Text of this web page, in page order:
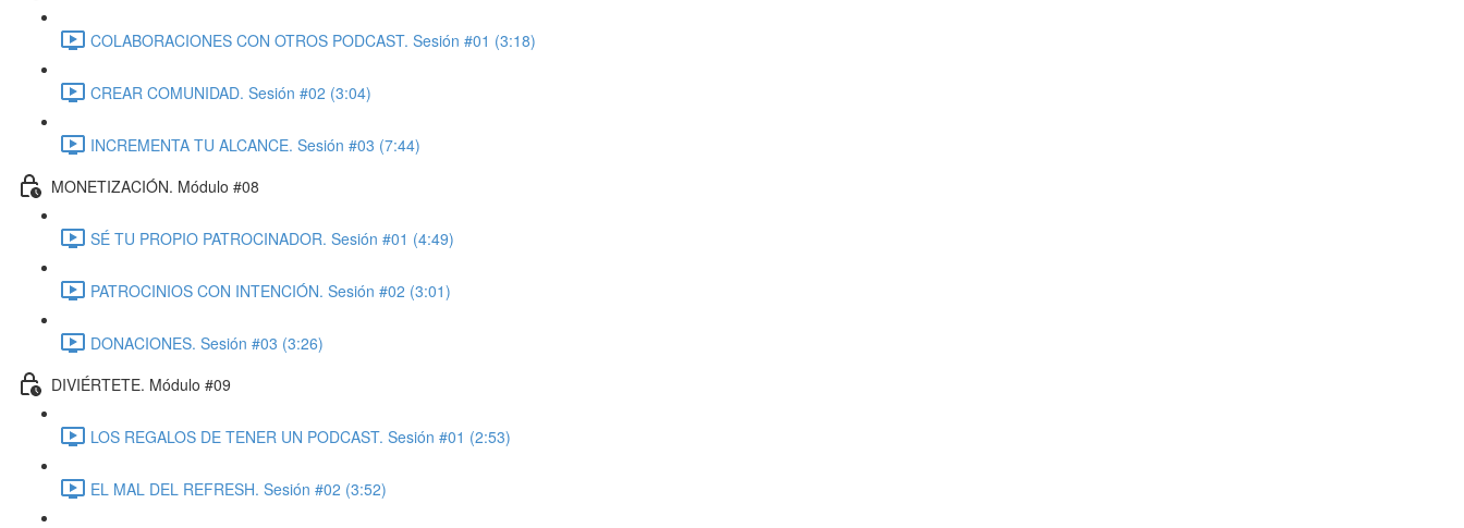
COLABORACIONES CON OTROS PODCAST. Sesión #01 (3:18)
CREAR COMUNIDAD. Sesión #02 (3:04)
INCREMENTA TU ALCANCE. Sesión #03 (7:44)
MONETIZACIÓN. Módulo #08
SÉ TU PROPIO PATROCINADOR. Sesión #01 (4:49)
PATROCINIOS CON INTENCIÓN. Sesión #02 (3:01)
DONACIONES. Sesión #03 (3:26)
DIVIÉRTETE. Módulo #09
LOS REGALOS DE TENER UN PODCAST. Sesión #01 (2:53)
EL MAL DEL REFRESH. Sesión #02 (3:52)